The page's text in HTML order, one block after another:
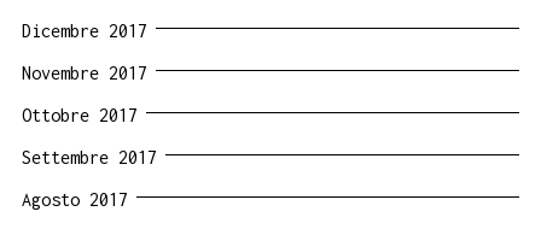
Dicembre 2017
Novembre 2017
Ottobre 2017
Settembre 2017
Agosto 2017